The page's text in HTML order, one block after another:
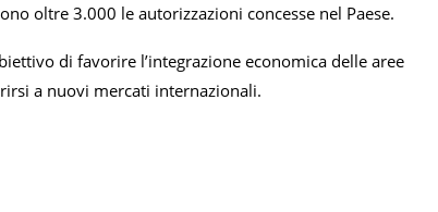
oltre 3.000 le autorizzazioni concesse nel Paese.
di favorire l’integrazione economica delle aree
a nuovi mercati internazionali.